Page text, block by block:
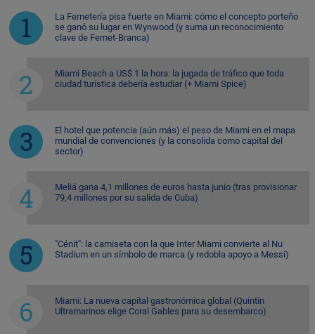
La Fernetería pisa fuerte en Miami: cómo el concepto porteño
se ganó su lugar en Wynwood (y suma un reconocimiento
clave de Fernet-Branca)
Miami Beach a US$ 1 la hora: la jugada de tráfico que toda
ciudad turística debería estudiar (+ Miami Spice)
El hotel que potencia (aún más) el peso de Miami en el mapa
mundial de convenciones (y la consolida como capital del
sector)
Meliá gana 4,1 millones de euros hasta junio (tras provisionar
79,4 millones por su salida de Cuba)
"Cénit": la camiseta con la que Inter Miami convierte al Nu
Stadium en un símbolo de marca (y redobla apoyo a Messi)
Miami: La nueva capital gastronómica global (Quintín
Ultramarinos elige Coral Gables para su desembarco)